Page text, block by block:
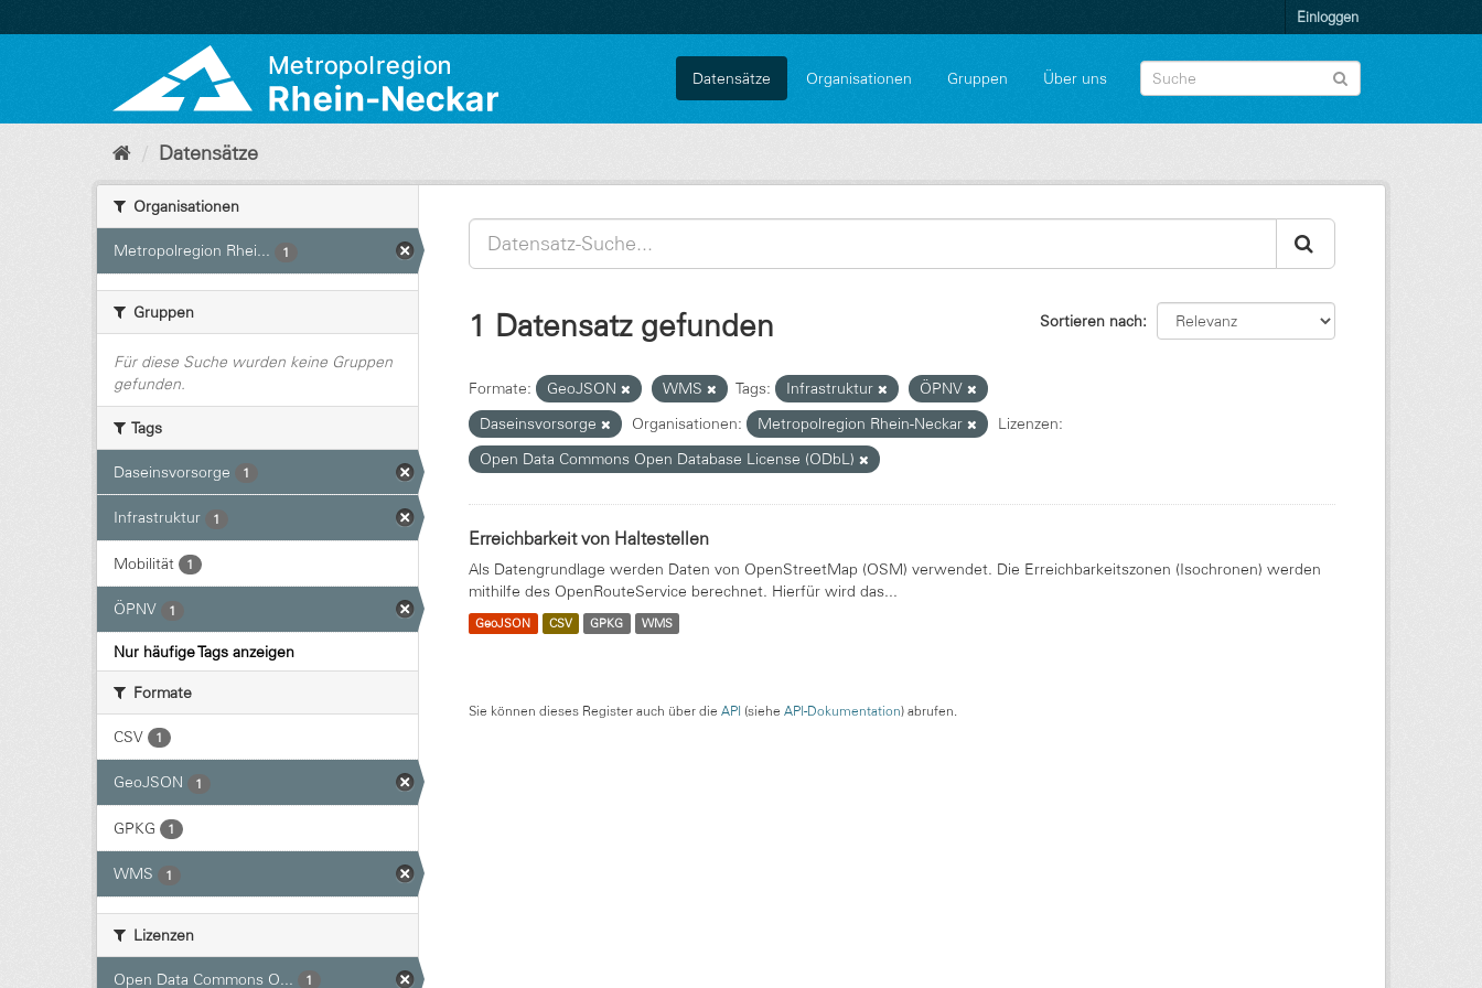
zum
Einloggen
Datensätze Organisationen Gruppen Über uns
Datensätze
Organisationen
Metropolregion Rhei... 1
Gruppen
Für diese Suche wurden keine Gruppen
gefunden.
Tags
Daseinsvorsorge 1
Infrastruktur 1
Mobilität 1
ÖPNV 1
Nur häufige Tags anzeigen
Formate
CSV 1
GeoJSON 1
GPKG 1
WMS 1
Lizenzen
Open Data Commons O... 1
Sortieren nach
1 Datensatz gefunden
Formate: GeoJSON WMS Tags: Infrastruktur
ÖPNV
Daseinsvorsorge
Organisationen: Metropolregion Rhein-Neckar
Lizenzen:
Open Data Commons Open Database License (ODbL)
Erreichbarkeit von Haltestellen
Als Datengrundlage werden Daten von OpenStreetMap (OSM) verwendet. Die Erreichbarkeitszonen (Isochronen) werden
mithilfe des OpenRouteService berechnet. Hierfür wird das...
GeoJSON CSV GPKG WMS
Sie können dieses Register auch über die API (siehe API-Dokumentation) abrufen.